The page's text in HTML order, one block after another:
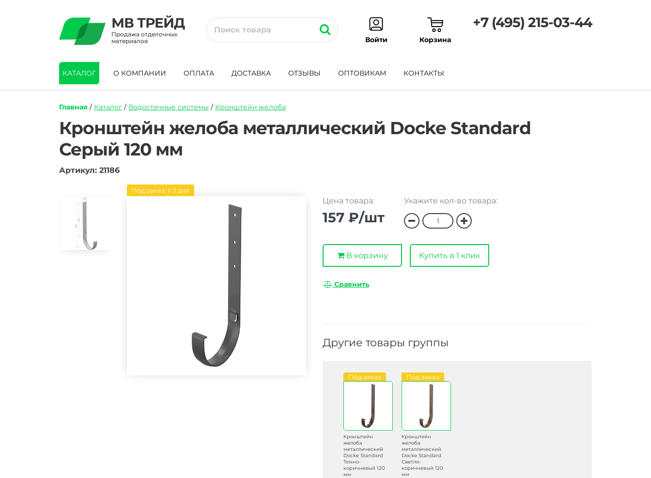
МВ ТРЕЙД
Продажа отделочных
материалов
Войти Корзина
+7 (495) 215-03-44
КАТАЛОГ О КОМПАНИИ ОПЛАТА ДОСТАВКА ОТЗЫВЫ ОПТОВИКАМ КОНТАКТЫ
Главная / Каталог / Водосточные системы / Кронштейн желоба
https://mvtrade.ru/images/id/normal/kronshtejn-
zheloba-
metallicheskij-
docke-
standard-
seryj-
120-
Кронштейн желоба металлический Docke Standard
Серый 120 мм
Артикул: 21186
Под заказ: 1-3 дня
Цена товара:
157 ₽/шт
Укажите кол-во товара:
В корзину Купить в 1 клик
Сравнить
Другие товары группы
Под заказ
Кронштейн
желоба
металлический
Docke Standard
Темно-
коричневый 120
мм
Под заказ
Кронштейн
желоба
металлический
Docke Standard
Светло-
коричневый 120
мм